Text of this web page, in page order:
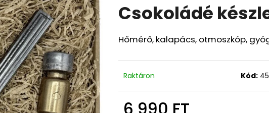
átlagos
értékelése
ből
0,0
Csokoládé
Hőmérő, kalapács, otmoszkóp,
Raktáron Kód:
Ajánljuk